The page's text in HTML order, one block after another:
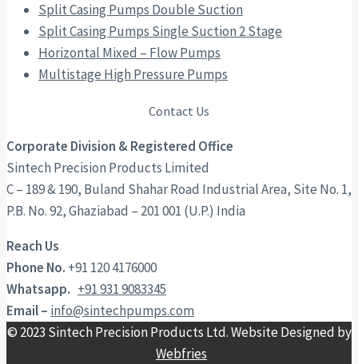
Split Casing Pumps Double Suction
Split Casing Pumps Single Suction 2 Stage
Horizontal Mixed – Flow Pumps
Multistage High Pressure Pumps
Contact Us
Corporate Division & Registered Office
Sintech Precision Products Limited
C – 189 & 190, Buland Shahar Road Industrial Area, Site No. 1,
P.B. No. 92, Ghaziabad – 201 001 (U.P.) India
Reach Us
Phone No. +91 120 4176000
Whatsapp. +91 931 9083345
Email – info@sintechpumps.com
© 2023 Sintech Precision Products Ltd. Website Designed by
Webfries